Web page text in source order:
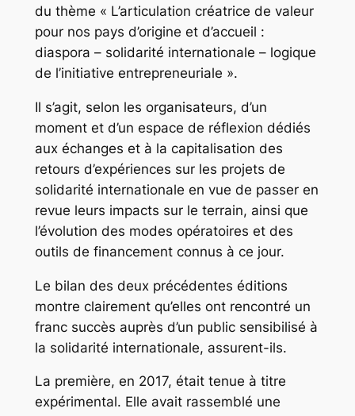
du thème « L’articulation créatrice de valeur
pour nos pays d’origine et d’accueil :
diaspora – solidarité internationale – logique
de l’initiative entrepreneuriale ».
Il s’agit, selon les organisateurs, d’un
moment et d’un espace de réflexion dédiés
aux échanges et à la capitalisation des
retours d’expériences sur les projets de
solidarité internationale en vue de passer en
revue leurs impacts sur le terrain, ainsi que
l’évolution des modes opératoires et des
outils de financement connus à ce jour.
Le bilan des deux précédentes éditions
montre clairement qu’elles ont rencontré un
franc succès auprès d’un public sensibilisé à
la solidarité internationale, assurent-ils.
La première, en 2017, était tenue à titre
expérimental. Elle avait rassemblé une